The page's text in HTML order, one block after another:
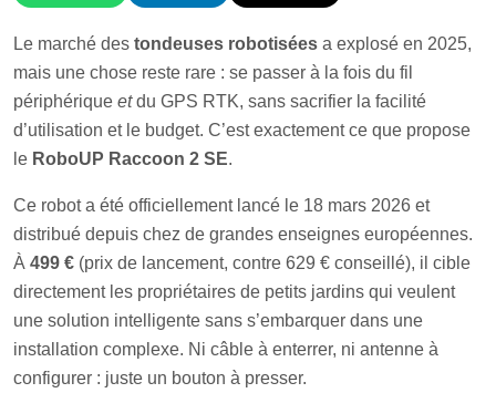
Le marché des tondeuses robotisées a explosé en 2025,
mais une chose reste rare : se passer à la fois du fil
périphérique etdu GPS RTK, sans sacrifier la facilité
d’utilisation et le budget. C’est exactement ce que propose
le RoboUP Raccoon 2 SE.
Ce robot a été officiellement lancé le 18 mars 2026 et
distribué depuis chez de grandes enseignes européennes.
À 499 € (prix de lancement, contre 629 € conseillé), il cible
directement les propriétaires de petits jardins qui veulent
une solution intelligente sans s’embarquer dans une
installation complexe. Ni câble à enterrer, ni antenne à
configurer : juste un bouton à presser.